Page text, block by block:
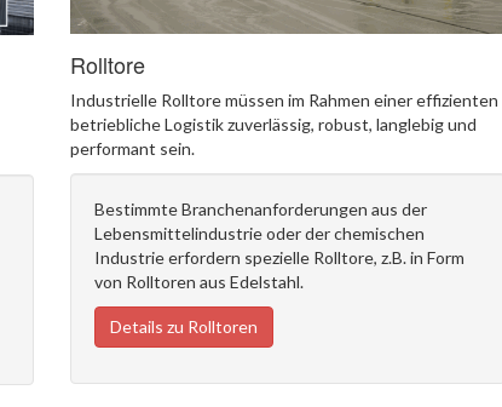
Rolltore
Industrielle Rolltore müssen im Rahmen einer effizienten
betriebliche Logistik zuverlässig, robust, langlebig und
performant sein.
Bestimmte Branchenanforderungen aus der
Lebensmittelindustrie oder der chemischen
Industrie erfordern spezielle Rolltore, z.B. in Form
von Rolltoren aus Edelstahl.
Details zu Rolltoren